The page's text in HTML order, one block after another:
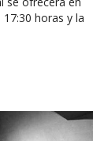
horas y la